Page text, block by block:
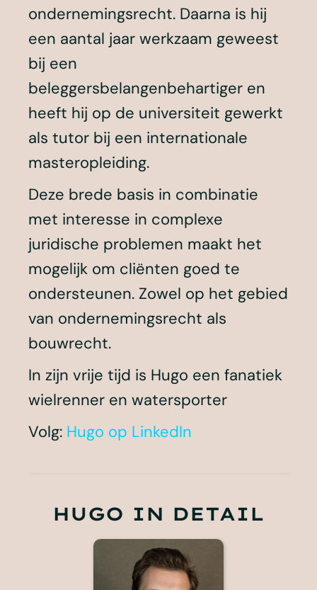
ondernemingsrecht. Daarna is hij
een aantal jaar werkzaam geweest
bij een
beleggersbelangenbehartiger en
heeft hij op de universiteit gewerkt
als tutor bij een internationale
masteropleiding.
Deze brede basis in combinatie
met interesse in complexe
juridische problemen maakt het
mogelijk om cliënten goed te
ondersteunen. Zowel op het gebied
van ondernemingsrecht als
bouwrecht.
In zijn vrije tijd is Hugo een fanatiek
wielrenner en watersporter
Volg: Hugo op LinkedIn
HUGO IN DETAIL